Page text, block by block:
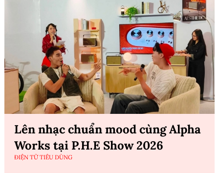
Lên nhạc chuẩn mood cùng Alpha
Works tại P.H.E Show 2026
ĐIỆN TỬ TIÊU DÙNG